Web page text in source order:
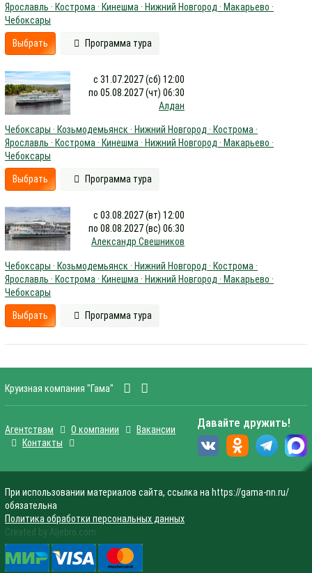
Ярославль · Кострома · Кинешма · Нижний Новгород · Макарьево ·
Чебоксары
Выбрать Программа тура
с 31.07.2027 (сб) 12:00
по 05.08.2027 (чт) 06:30
Алдан
Чебоксары · Козьмодемьянск · Нижний Новгород · Кострома ·
Ярославль · Кострома · Кинешма · Нижний Новгород · Макарьево ·
Чебоксары
Выбрать Программа тура
с 03.08.2027 (вт) 12:00
по 08.08.2027 (вс) 06:30
Александр Свешников
Чебоксары · Козьмодемьянск · Нижний Новгород · Кострома ·
Ярославль · Кострома · Кинешма · Нижний Новгород · Макарьево ·
Чебоксары
Выбрать Программа тура
Круизная компания "Гама"
Агентствам О компании
Вакансии
Контакты
Давайте дружить!
При использовании материалов сайта, ссылка на https://gama-nn.ru/
обязательна
Политика обработки персональных данных
Created by Aljebro.com